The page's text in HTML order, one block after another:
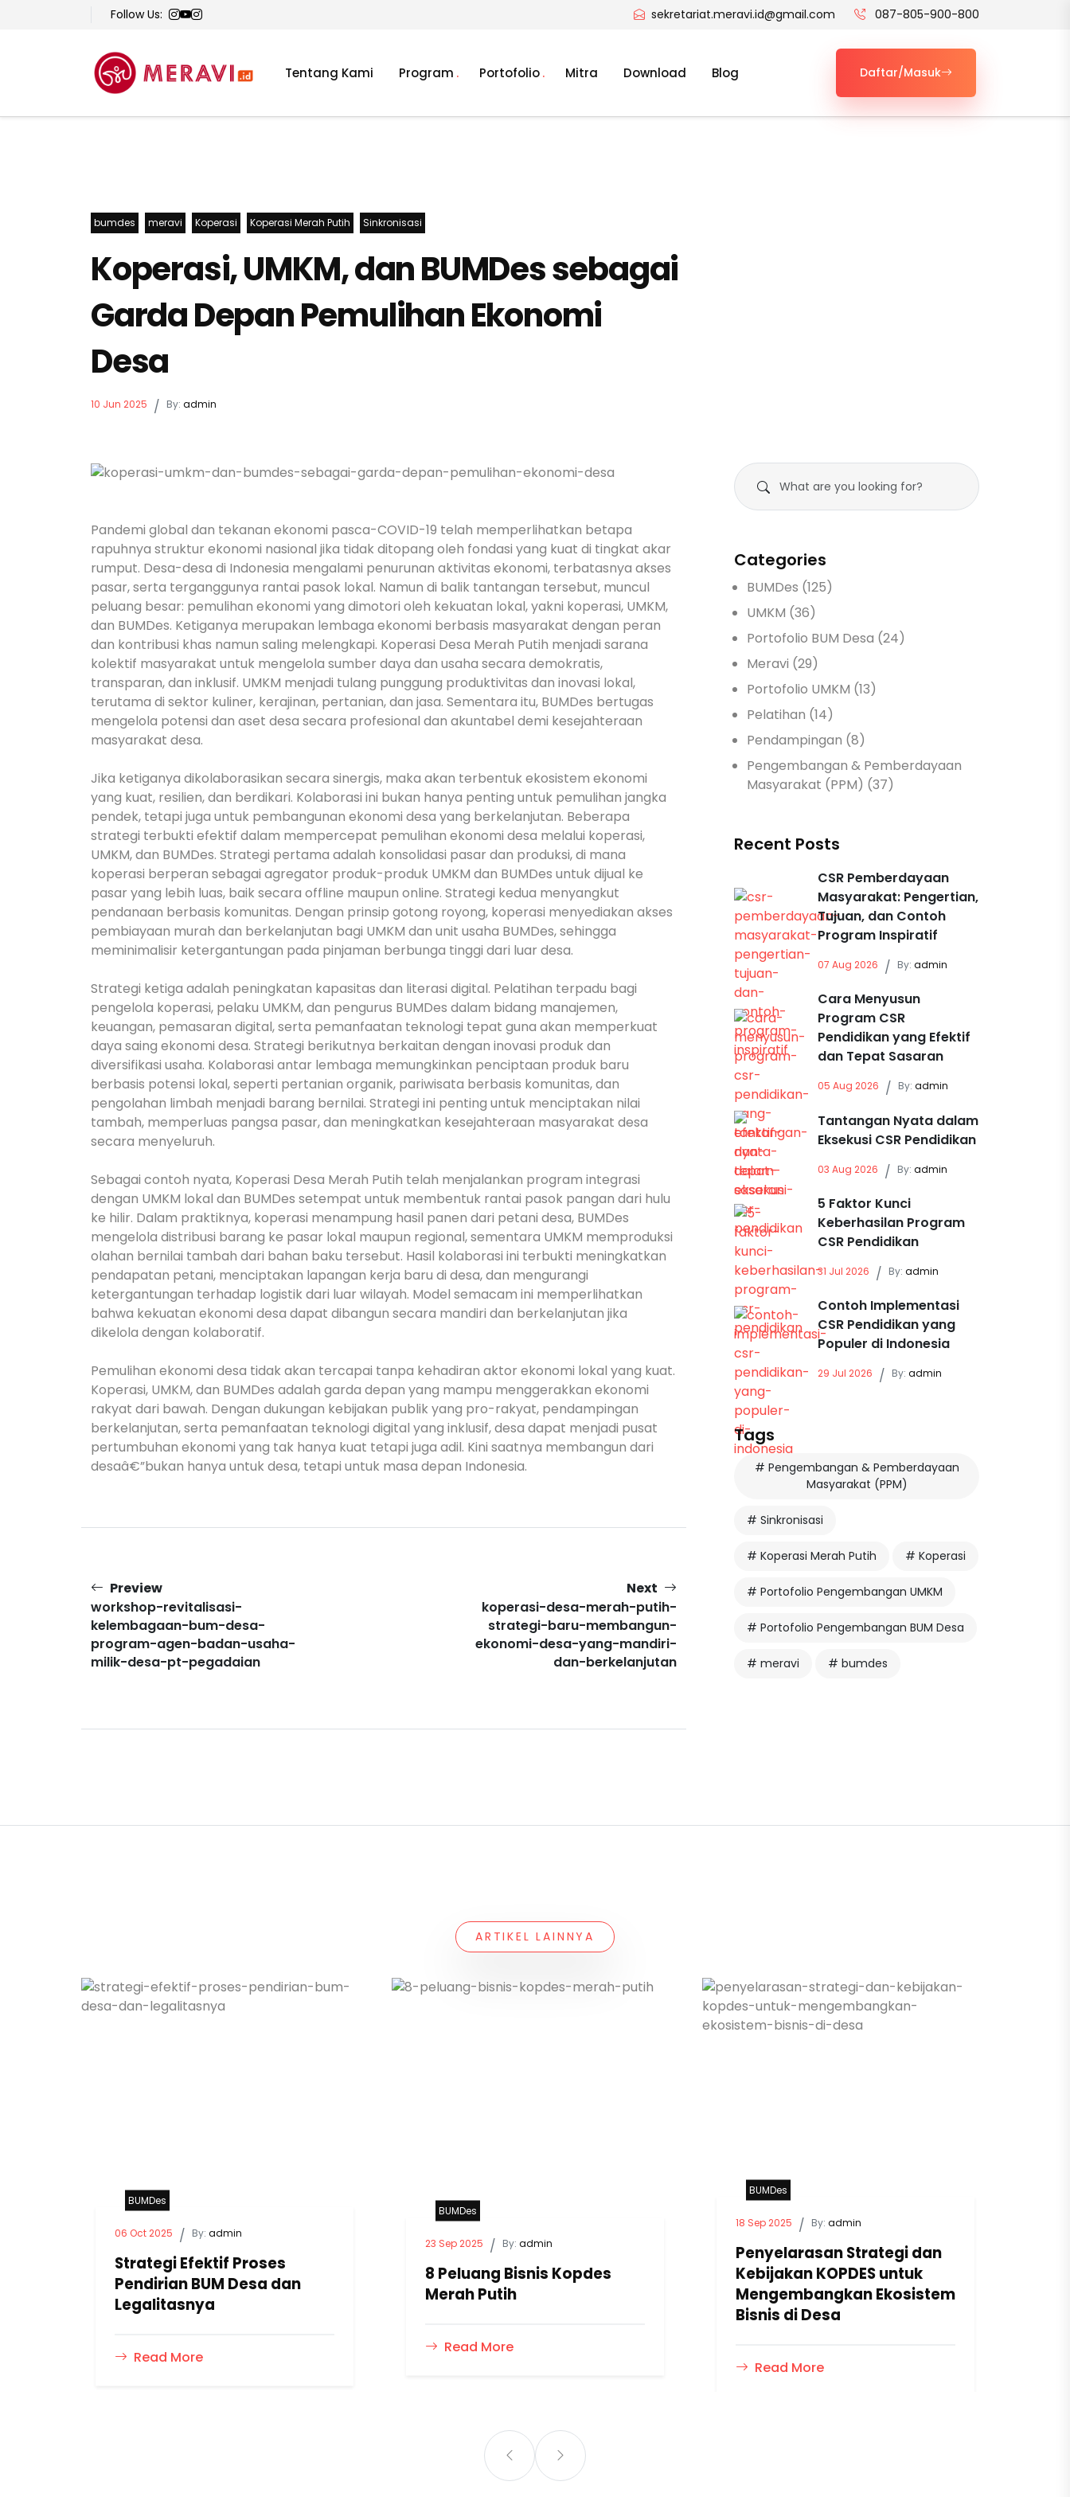
Follow Us: sekretariat.meravi.id@gmail.com 087-805-900-800
Tentang Kami Program Portofolio Mitra Download Blog Daftar/Masuk
bumdes meravi Koperasi Koperasi Merah Putih Sinkronisasi
Koperasi, UMKM, dan BUMDes sebagai
Garda Depan Pemulihan Ekonomi
Desa
10 Jun 2025 / By: admin
Pandemi global dan tekanan ekonomi pasca-COVID-19 telah memperlihatkan betapa
rapuhnya struktur ekonomi nasional jika tidak ditopang oleh fondasi yang kuat di tingkat akar
rumput. Desa-desa di Indonesia mengalami penurunan aktivitas ekonomi, terbatasnya akses
pasar, serta terganggunya rantai pasok lokal. Namun di balik tantangan tersebut, muncul
peluang besar: pemulihan ekonomi yang dimotori oleh kekuatan lokal, yakni koperasi, UMKM,
dan BUMDes. Ketiganya merupakan lembaga ekonomi berbasis masyarakat dengan peran
dan kontribusi khas namun saling melengkapi. Koperasi Desa Merah Putih menjadi sarana
kolektif masyarakat untuk mengelola sumber daya dan usaha secara demokratis,
transparan, dan inklusif. UMKM menjadi tulang punggung produktivitas dan inovasi lokal,
terutama di sektor kuliner, kerajinan, pertanian, dan jasa. Sementara itu, BUMDes bertugas
mengelola potensi dan aset desa secara profesional dan akuntabel demi kesejahteraan
masyarakat desa.
Jika ketiganya dikolaborasikan secara sinergis, maka akan terbentuk ekosistem ekonomi
yang kuat, resilien, dan berdikari. Kolaborasi ini bukan hanya penting untuk pemulihan jangka
pendek, tetapi juga untuk pembangunan ekonomi desa yang berkelanjutan. Beberapa
strategi terbukti efektif dalam mempercepat pemulihan ekonomi desa melalui koperasi,
UMKM, dan BUMDes. Strategi pertama adalah konsolidasi pasar dan produksi, di mana
koperasi berperan sebagai agregator produk-produk UMKM dan BUMDes untuk dijual ke
pasar yang lebih luas, baik secara offline maupun online. Strategi kedua menyangkut
pendanaan berbasis komunitas. Dengan prinsip gotong royong, koperasi menyediakan akses
pembiayaan murah dan berkelanjutan bagi UMKM dan unit usaha BUMDes, sehingga
meminimalisir ketergantungan pada pinjaman berbunga tinggi dari luar desa.
Strategi ketiga adalah peningkatan kapasitas dan literasi digital. Pelatihan terpadu bagi
pengelola koperasi, pelaku UMKM, dan pengurus BUMDes dalam bidang manajemen,
keuangan, pemasaran digital, serta pemanfaatan teknologi tepat guna akan memperkuat
daya saing ekonomi desa. Strategi berikutnya berkaitan dengan inovasi produk dan
diversifikasi usaha. Kolaborasi antar lembaga memungkinkan penciptaan produk baru
berbasis potensi lokal, seperti pertanian organik, pariwisata berbasis komunitas, dan
pengolahan limbah menjadi barang bernilai. Strategi ini penting untuk menciptakan nilai
tambah, memperluas pangsa pasar, dan meningkatkan kesejahteraan masyarakat desa
secara menyeluruh.
Sebagai contoh nyata, Koperasi Desa Merah Putih telah menjalankan program integrasi
dengan UMKM lokal dan BUMDes setempat untuk membentuk rantai pasok pangan dari hulu
ke hilir. Dalam praktiknya, koperasi menampung hasil panen dari petani desa, BUMDes
mengelola distribusi barang ke pasar lokal maupun regional, sementara UMKM memproduksi
olahan bernilai tambah dari bahan baku tersebut. Hasil kolaborasi ini terbukti meningkatkan
pendapatan petani, menciptakan lapangan kerja baru di desa, dan mengurangi
ketergantungan terhadap logistik dari luar wilayah. Model semacam ini memperlihatkan
bahwa kekuatan ekonomi desa dapat dibangun secara mandiri dan berkelanjutan jika
dikelola dengan kolaboratif.
Pemulihan ekonomi desa tidak akan tercapai tanpa kehadiran aktor ekonomi lokal yang kuat.
Koperasi, UMKM, dan BUMDes adalah garda depan yang mampu menggerakkan ekonomi
rakyat dari bawah. Dengan dukungan kebijakan publik yang pro-rakyat, pendampingan
berkelanjutan, serta pemanfaatan teknologi digital yang inklusif, desa dapat menjadi pusat
pertumbuhan ekonomi yang tak hanya kuat tetapi juga adil. Kini saatnya membangun dari
desaâ€”bukan hanya untuk desa, tetapi untuk masa depan Indonesia.
Preview
workshop-revitalisasi-
kelembagaan-bum-desa-
program-agen-badan-usaha-
milik-desa-pt-pegadaian
Next
koperasi-desa-merah-putih-
strategi-baru-membangun-
ekonomi-desa-yang-mandiri-
dan-berkelanjutan
Categories
BUMDes (125)
UMKM (36)
Portofolio BUM Desa (24)
Meravi (29)
Portofolio UMKM (13)
Pelatihan (14)
Pendampingan (8)
Pengembangan & Pemberdayaan
Masyarakat (PPM) (37)
Recent Posts
CSR Pemberdayaan
Masyarakat: Pengertian,
Tujuan, dan Contoh
Program Inspiratif
07 Aug 2026 / By: admin
Cara Menyusun
Program CSR
Pendidikan yang Efektif
dan Tepat Sasaran
05 Aug 2026 / By: admin
Tantangan Nyata dalam
Eksekusi CSR Pendidikan
03 Aug 2026 / By: admin
5 Faktor Kunci
Keberhasilan Program
CSR Pendidikan
31 Jul 2026 / By: admin
Contoh Implementasi
CSR Pendidikan yang
Populer di Indonesia
29 Jul 2026 / By: admin
Tags
# Pengembangan & Pemberdayaan
Masyarakat (PPM)
# Sinkronisasi
# Koperasi Merah Putih # Koperasi
# Portofolio Pengembangan UMKM
# Portofolio Pengembangan BUM Desa
# meravi # bumdes
ARTIKEL LAINNYA
BUMDes
06 Oct 2025 / By: admin
Strategi Efektif Proses
Pendirian BUM Desa dan
Legalitasnya
Read More
BUMDes
23 Sep 2025 / By: admin
8 Peluang Bisnis Kopdes
Merah Putih
Read More
BUMDes
18 Sep 2025 / By: admin
Penyelarasan Strategi dan
Kebijakan KOPDES untuk
Mengembangkan Ekosistem
Bisnis di Desa
Read More